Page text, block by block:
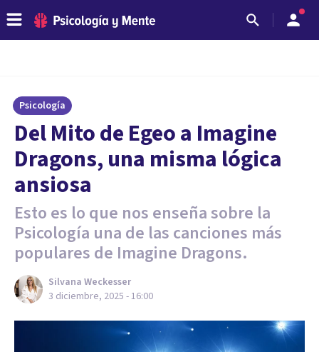
Psicología
Del Mito de Egeo a Imagine
Dragons, una misma lógica
ansiosa
Esto es lo que nos enseña sobre la
Psicología una de las canciones más
populares de Imagine Dragons.
Silvana Weckesser
3 diciembre, 2025 - 16:00